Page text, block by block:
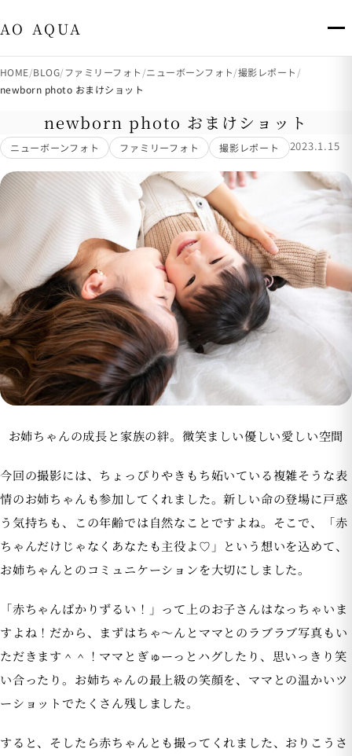
出張撮影・八王子市・多摩市 AO AQUA
AO AQUA
HOME BLOG ファミリーフォト ニューボーンフォト 撮影レポート
newborn photo おまけショット
newborn photo おまけショット
ニューボーンフォト ファミリーフォト 撮影レポート 2023.1.15
お姉ちゃんの成長と家族の絆。微笑ましい優しい愛しい空間
今回の撮影には、ちょっぴりやきもち妬いている複雑そうな表
情のお姉ちゃんも参加してくれました。新しい命の登場に戸惑
う気持ちも、この年齢では自然なことですよね。そこで、「赤
ちゃんだけじゃなくあなたも主役よ♡」という想いを込めて、
お姉ちゃんとのコミュニケーションを大切にしました。
「赤ちゃんばかりずるい！」って上のお子さんはなっちゃいま
すよね！だから、まずはちゃ〜んとママとのラブラブ写真もい
ただきます＾＾！ママとぎゅーっとハグしたり、思いっきり笑
い合ったり。お姉ちゃんの最上級の笑顔を、ママとの温かいツ
ーショットでたくさん残しました。
すると、そしたら赤ちゃんとも撮ってくれました、おりこうさ